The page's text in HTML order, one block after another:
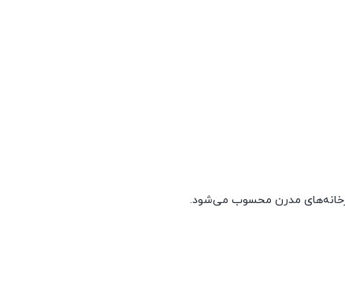
مدرن محسوب می‌شود.